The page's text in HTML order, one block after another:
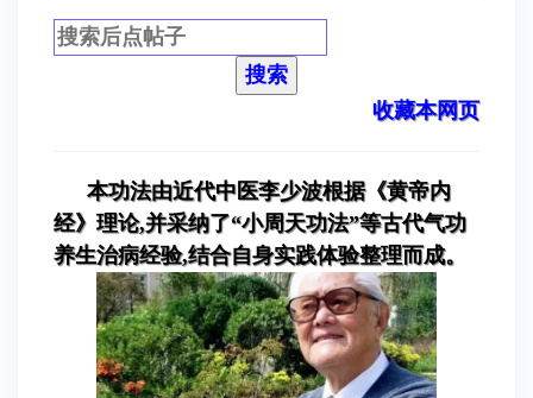
搜索
收藏本网页
本功法由近代中医李少波根据《黄帝内
经》理论,并采纳了“小周天功法”等古代气功
养生治病经验,结合自身实践体验整理而成。